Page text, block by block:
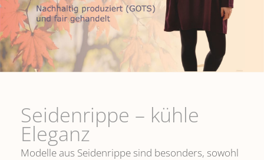
Seidenrippe­ – kühle
Eleganz
Modelle aus Seidenrippe sind besonders, sowohl